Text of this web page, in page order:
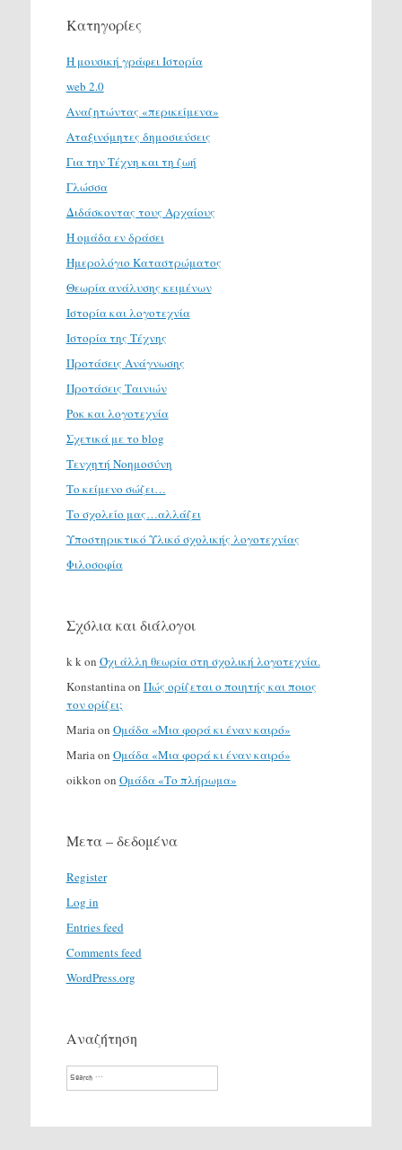
Κατηγορίες
H μουσική γράφει Ιστορία
web 2.0
Αναζητώντας «περικείμενα»
Αταξινόμητες δημοσιεύσεις
Για την Τέχνη και τη ζωή
Γλώσσα
Διδάσκοντας τους Αρχαίους
Η ομάδα εν δράσει
Ημερολόγιο Καταστρώματος
Θεωρία ανάλυσης κειμένων
Ιστορία και λογοτεχνία
Ιστορία της Τέχνης
Προτάσεις Ανάγνωσης
Προτάσεις Ταινιών
Ροκ και λογοτεχνία
Σχετικά με το blog
Τενχητή Νοημοσύνη
Το κείμενο σώζει…
Το σχολείο μας…αλλάζει
Υποστηρικτικό Υλικό σχολικής λογοτεχνίας
Φιλοσοφία
Σχόλια και διάλογοι
k kon Όχι άλλη θεωρία στη σχολική λογοτεχνία.
Konstantinaon Πώς ορίζεται ο ποιητής και ποιος
τον ορίζει;
Mariaon Ομάδα «Μια φορά κι έναν καιρό»
Mariaon Ομάδα «Μια φορά κι έναν καιρό»
oikkon on Ομάδα «Το πλήρωμα»
Μετα – δεδομένα
Register
Log in
Entries feed
Comments feed
WordPress.org
Αναζήτηση
Search